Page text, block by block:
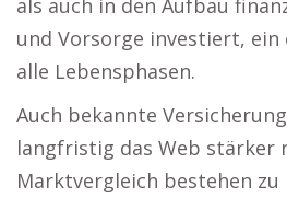
als auch in den Aufbau
und Vorsorge investiert,
alle Lebensphasen.
Auch bekannte
langfristig das Web stärker
Marktvergleich bestehen zu